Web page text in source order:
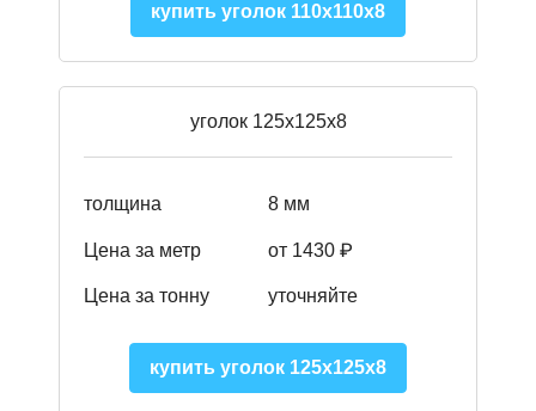
купить уголок 110х110х8
уголок 125х125х8
толщина 8 мм
Цена за метр от 1430 ₽
Цена за тонну уточняйте
купить уголок 125х125х8